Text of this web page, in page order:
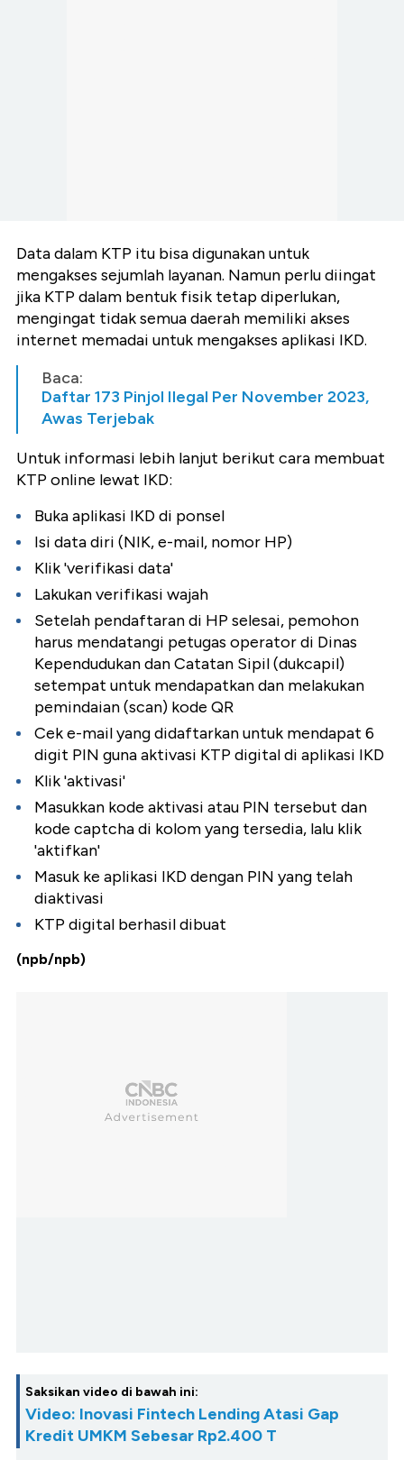
Data dalam KTP itu bisa digunakan untuk
mengakses sejumlah layanan. Namun perlu diingat
jika KTP dalam bentuk fisik tetap diperlukan,
mengingat tidak semua daerah memiliki akses
internet memadai untuk mengakses aplikasi IKD.
Baca:
Daftar 173 Pinjol Ilegal Per November 2023,
Awas Terjebak
Untuk informasi lebih lanjut berikut cara membuat
KTP online lewat IKD:
Buka aplikasi IKD di ponsel
Isi data diri (NIK, e-mail, nomor HP)
Klik 'verifikasi data'
Lakukan verifikasi wajah
Setelah pendaftaran di HP selesai, pemohon
harus mendatangi petugas operator di Dinas
Kependudukan dan Catatan Sipil (dukcapil)
setempat untuk mendapatkan dan melakukan
pemindaian (scan) kode QR
Cek e-mail yang didaftarkan untuk mendapat 6
digit PIN guna aktivasi KTP digital di aplikasi IKD
Klik 'aktivasi'
Masukkan kode aktivasi atau PIN tersebut dan
kode captcha di kolom yang tersedia, lalu klik
'aktifkan'
Masuk ke aplikasi IKD dengan PIN yang telah
diaktivasi
KTP digital berhasil dibuat
(npb/npb)
Saksikan video di bawah ini:
Video: Inovasi Fintech Lending Atasi Gap
Kredit UMKM Sebesar Rp2.400 T